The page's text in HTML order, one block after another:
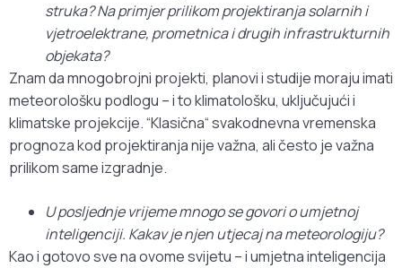
struka? Na primjer prilikom projektiranja solarnih i
vjetroelektrane, prometnica i drugih infrastrukturnih
objekata?
Znam da mnogobrojni projekti, planovi i studije moraju imati
meteorološku podlogu – i to klimatološku, uključujući i
klimatske projekcije. “Klasična“ svakodnevna vremenska
prognoza kod projektiranja nije važna, ali često je važna
prilikom same izgradnje.
U posljednje vrijeme mnogo se govori o umjetnoj
inteligenciji. Kakav je njen utjecaj na meteorologiju?
Kao i gotovo sve na ovome svijetu – i umjetna inteligencija